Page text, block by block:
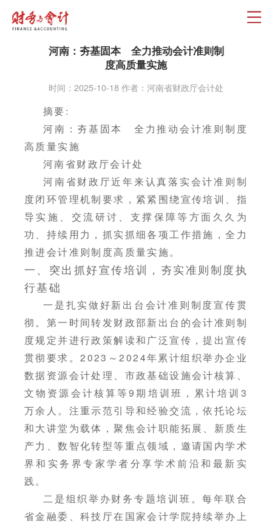
河南：夯基固本 全力推动会计准则制
度高质量实施
时间：2025-10-18 作者：河南省财政厅会计处
摘要:
河南：夯基固本 全力推动会计准则制度
高质量实施
河南省财政厅会计处
河南省财政厅近年来认真落实会计准则制
度闭环管理机制要求，紧紧围绕宣传培训、指
导实施、交流研讨、支撑保障等方面久久为
功、持续用力，抓实抓细各项工作措施，全力
推进会计准则制度高质量实施。
一、突出抓好宣传培训，夯实准则制度执
行基础
一是扎实做好新出台会计准则制度宣传贯
彻。第一时间转发财政部新出台的会计准则制
度规定并进行政策解读和广泛宣传，提出宣传
贯彻要求。2023～2024年累计组织举办企业
数据资源会计处理、市政基础设施会计核算、
文物资源会计核算等9期培训班，累计培训3
万余人。注重示范引导和经验交流，依托论坛
和大讲堂为载体，聚焦会计职能拓展、新质生
产力、数智化转型等重点领域，邀请国内学术
界和实务界专家学者分享学术前沿和最新实
践。
二是组织举办财务专题培训班。每年联合
省金融委、科技厅在国家会计学院持续举办上